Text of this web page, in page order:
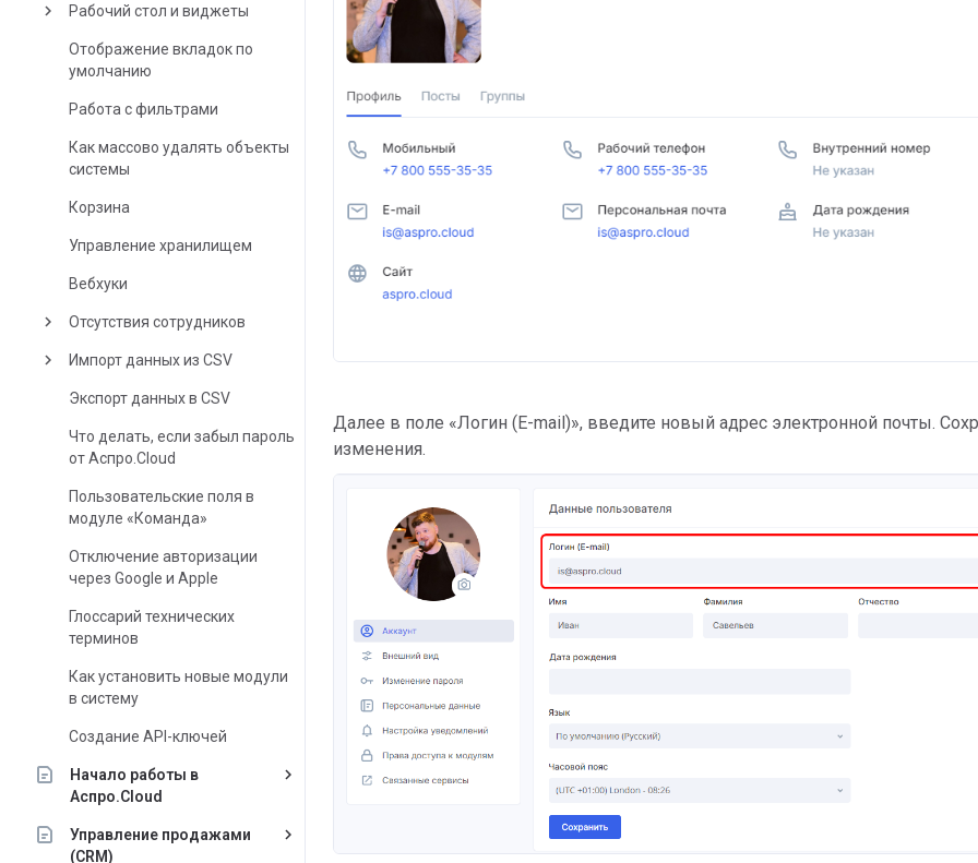
keyboard_arrow_right Рабочий стол и виджеты
Отображение вкладок по
умолчанию
Работа с фильтрами
Как массово удалять объекты
системы
Корзина
Управление хранилищем
Вебхуки
keyboard_arrow_right Отсутствия сотрудников
keyboard_arrow_right Импорт данных из CSV
Экспорт данных в CSV
Что делать, если забыл пароль
от Аспро.Cloud
Пользовательские поля в
модуле «Команда»
Отключение авторизации
через Google и Apple
Глоссарий технических
терминов
Как установить новые модули
в систему
Создание API-ключей
Начало работы в
Аспро.Cloud
keyboard_arrow_right
Управление продажами
(CRM)
keyboard_arrow_right
Далее в поле «Логин (E-mail)», введите новый адрес электронной почты.
изменения.